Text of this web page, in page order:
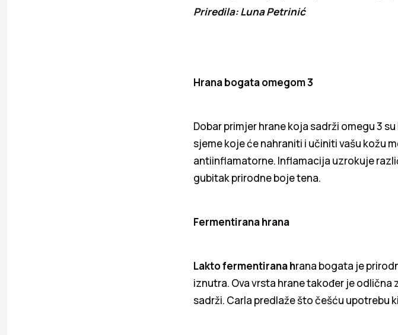
Priredila: Luna Petrinić
Hrana bogata omegom 3
Dobar primjer hrane koja sadrži omegu 3
sjeme koje će nahraniti i učiniti vašu kožu
antiinflamatorne. Inflamacija uzrokuje
gubitak prirodne boje tena.
Fermentirana hrana
Lakto fermentirana hrana bogata je
iznutra. Ova vrsta hrane također je
sadrži. Carla predlaže što češću upotrebu